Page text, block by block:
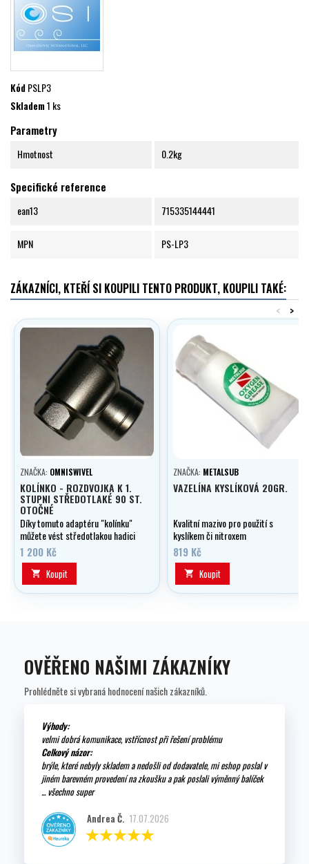
KódPSLP3
Skladem1 ks
Parametry
Hmotnost 0.2kg
Specifické reference
ean13 715335144441
MPN PS-LP3
ZÁKAZNÍCI, KTEŘÍ SI KOUPILI TENTO PRODUKT, KOUPILI TAKÉ:
>
<
ZNAČKA: OMNISWIVEL
KOLÍNKO - ROZDVOJKA K 1.
STUPNI STŘEDOTLAKÉ 90 ST.
OTOČNÉ
Díky tomuto adaptéru "kolínku"
můžete vést středotlakou hadici
podélně s tělem 1.stupně a
zároveň i kolmo na 1.stupeň.
Občas není kolmé napojení na
1stupeň úplně ideální a zároveň
může nastat i nedostatek portů
1 200 Kč
 Koupit
ZNAČKA: METALSUB
VAZELÍNA KYSLÍKOVÁ 20GR.
Kvalitní mazivo pro použití s
kyslíkem či nitroxem
819 Kč
 Koupit
OVĚŘENO NAŠIMI ZÁKAZNÍKY
Prohlédněte si vybraná hodnocení našich zákazníků.
Výhody:
velmi dobrá komunikace, vstřícnost při řešení problému
Celkový názor:
brýle, které nebyly skladem a nedošli od dodavatele, mi eshop poslal v
jiném barevném provedení na zkoušku a pak poslali výměnný balíček
... všechno super
Andrea Č. 17.07.2026